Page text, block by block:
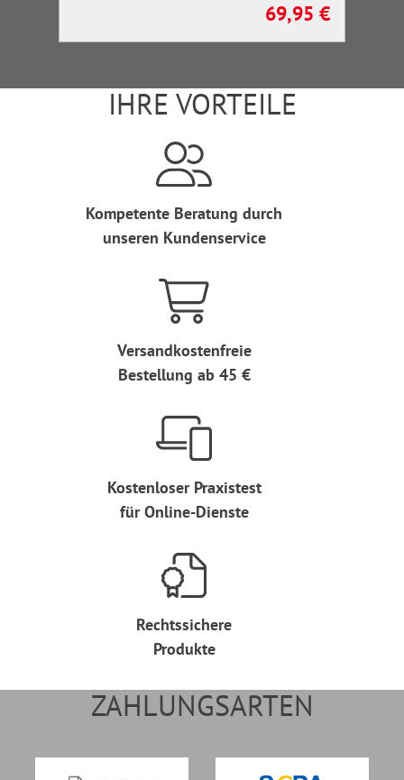
Regulärer Preis:
69,95 €
IHRE VORTEILE
Kompetente Beratung durch
unseren Kundenservice
Versandkostenfreie
Bestellung ab 45 €
Kostenloser Praxistest
für Online-Dienste
Rechtssichere
Produkte
ZAHLUNGSARTEN